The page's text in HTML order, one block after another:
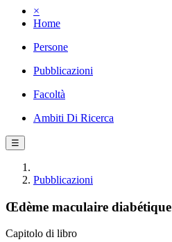
×
Home
Persone
Pubblicazioni
Facoltà
Ambiti Di Ricerca
☰
Pubblicazioni
Œdème maculaire diabétique
Capitolo di libro